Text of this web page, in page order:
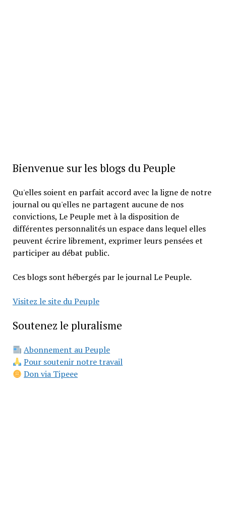
Bienvenue sur les blogs du Peuple
Qu'elles soient en parfait accord avec la ligne de notre
journal ou qu'elles ne partagent aucune de nos
convictions, Le Peuple met à la disposition de
différentes personnalités un espace dans lequel elles
peuvent écrire librement, exprimer leurs pensées et
participer au débat public.
Ces blogs sont hébergés par le journal Le Peuple.
Visitez le site du Peuple
Soutenez le pluralisme
Abonnement au Peuple
Pour soutenir notre travail
Don via Tipeee